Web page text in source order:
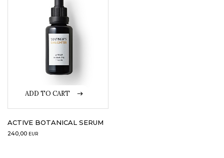
ADD TO CART
ACTIVE BOTANICAL SERUM
240,00 EUR